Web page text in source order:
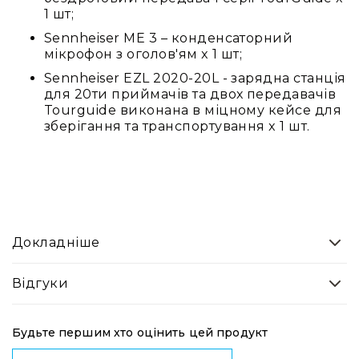
вадами
слуху
Підсилення
для
навушників
Аксесуари
Для
домашньої
1 шт;
Sennheiser ME 3 – конденсаторний
мікрофон з оголов'ям x 1 шт;
Sennheiser EZL 2020-20L - зарядна станція
для 20ти приймачів та двох передавачів
Tourguide виконана в міцному кейсе для
зберігання та транспортування x 1 шт.
Докладніше
Відгуки
Будьте першим хто оцінить цей продукт